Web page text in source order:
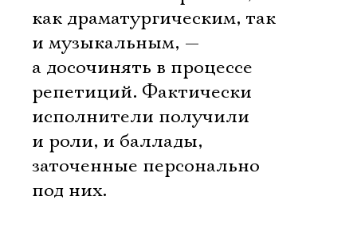
как драматургическим, так
и музыкальным, —
а досочинять в процессе
репетиций. Фактически
исполнители получили
и роли, и баллады,
заточенные персонально
под них.